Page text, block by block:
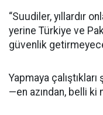
“Suudiler, yıllardır
yerine Türkiye ve
güvenlik
Yapmaya
—en azından, belli ki